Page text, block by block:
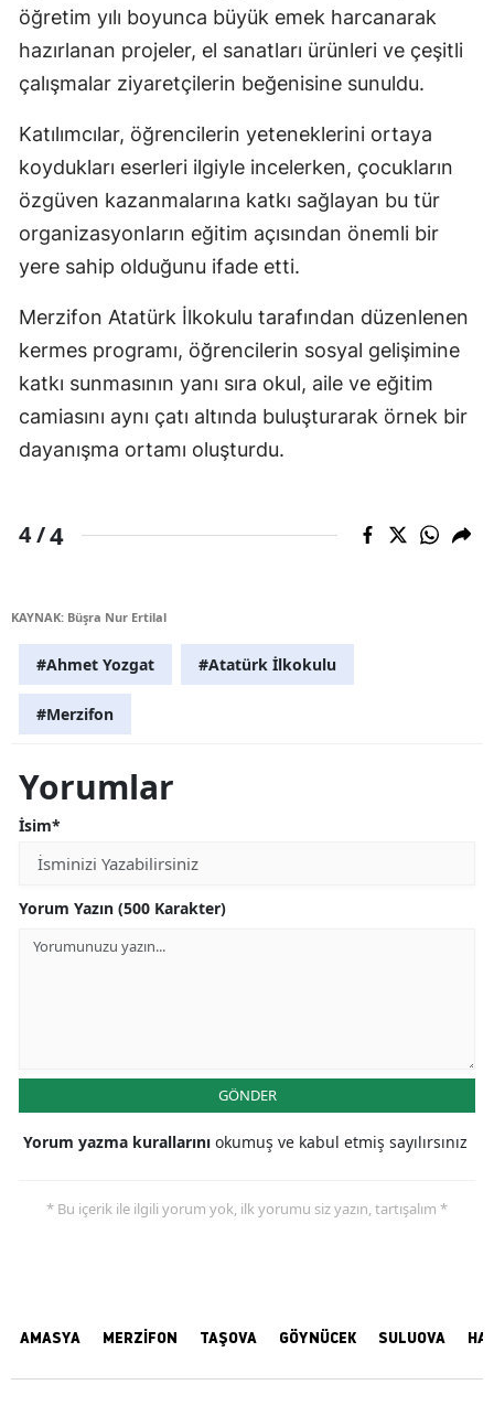
öğretim yılı boyunca büyük emek harcanarak
hazırlanan projeler, el sanatları ürünleri ve çeşitli
çalışmalar ziyaretçilerin beğenisine sunuldu.
Katılımcılar, öğrencilerin yeteneklerini ortaya
koydukları eserleri ilgiyle incelerken, çocukların
özgüven kazanmalarına katkı sağlayan bu tür
organizasyonların eğitim açısından önemli bir
yere sahip olduğunu ifade etti.
Merzifon Atatürk İlkokulu tarafından düzenlenen
kermes programı, öğrencilerin sosyal gelişimine
katkı sunmasının yanı sıra okul, aile ve eğitim
camiasını aynı çatı altında buluşturarak örnek bir
dayanışma ortamı oluşturdu.
4 /4
KAYNAK: Büşra Nur Ertilal
#Ahmet Yozgat #Atatürk İlkokulu
#Merzifon
Yorumlar
İsim*
Yorum Yazın (500 Karakter)
GÖNDER
Yorum yazma kurallarını okumuş ve kabul etmiş sayılırsınız
* Bu içerik ile ilgili yorum yok, ilk yorumu siz yazın, tartışalım *
AMASYA MERZİFON TAŞOVA GÖYNÜCEK SULUOVA